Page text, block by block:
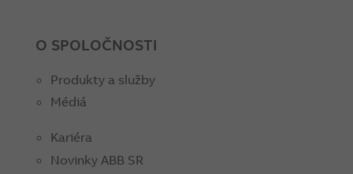
O SPOLOČNOSTI
Produkty a služby
Médiá
Kariéra
Novinky ABB SR